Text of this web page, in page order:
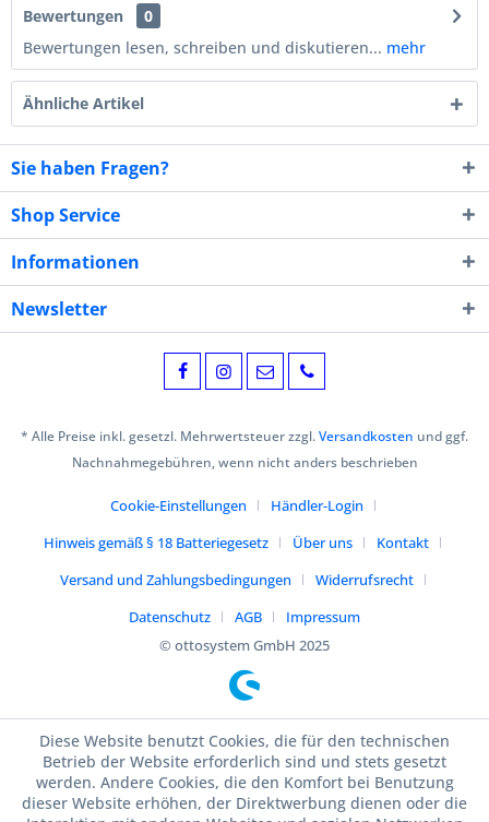
Bewertungen
0
Bewertungen lesen, schreiben und diskutieren... mehr
Ähnliche Artikel
Sie haben Fragen?
Shop Service
Informationen
Newsletter
* Alle Preise inkl. gesetzl. Mehrwertsteuer zzgl.Versandkosten und ggf.
Nachnahmegebühren, wenn nicht anders beschrieben
Cookie-Einstellungen
Händler-Login
Hinweis gemäß § 18 Batteriegesetz
Über uns
Kontakt
Versand und Zahlungsbedingungen
Widerrufsrecht
Datenschutz
AGB
Impressum
© ottosystem GmbH 2025
Diese Website benutzt Cookies, die für den technischen
Betrieb der Website erforderlich sind und stets gesetzt
werden. Andere Cookies, die den Komfort bei Benutzung
dieser Website erhöhen, der Direktwerbung dienen oder die